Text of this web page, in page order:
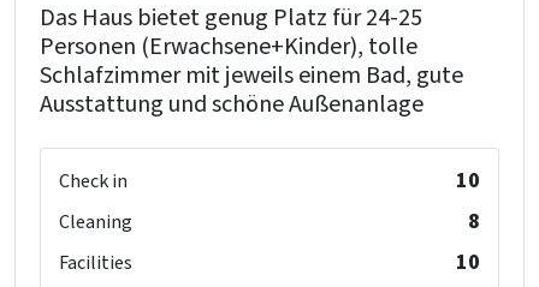
Das Haus bietet genug Platz für 24-25
Personen (Erwachsene+Kinder), tolle
Schlafzimmer mit jeweils einem Bad, gute
Ausstattung und schöne Außenanlage
Check in 10
Cleaning 8
Facilities 10